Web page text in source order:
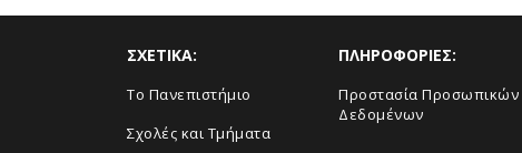
ΣΧΕΤΙΚΑ:
Το Πανεπιστήμιο
Σχολές και Τμήματα
ΠΛΗΡΟΦΟΡΙΕΣ:
Προστασία Προσωπικών
Δεδομένων